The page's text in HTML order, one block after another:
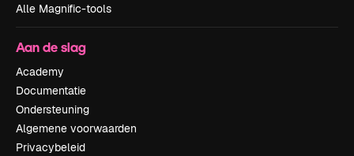
Alle Magnific-tools
Aan de slag
Academy
Documentatie
Ondersteuning
Algemene voorwaarden
Privacybeleid